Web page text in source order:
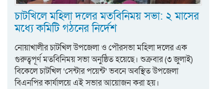
চাটখিলে মহিলা দলের মতবিনিময় সভা: ২ মাসের
মধ্যে কমিটি গঠনের নির্দেশ
নোয়াখালীর চাটখিল উপজেলা ও পৌরসভা মহিলা দলের এক
গুরুত্বপূর্ণ মতবিনিময় সভা অনুষ্ঠিত হয়েছে। শুক্রবার (৩ জুলাই)
বিকেলে চাটখিল ‘সেন্টার পয়েন্ট’ ভবনে অবস্থিত উপজেলা
বিএনপির কার্যালয়ে এই সভার আয়োজন করা হয়।